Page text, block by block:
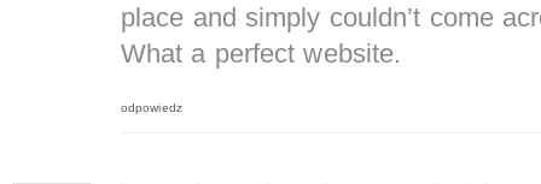
place and simply couldn’t come
What a perfect website.
odpowiedz